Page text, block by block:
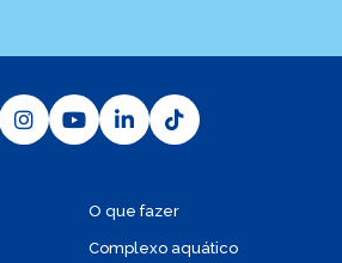
O que fazer
Complexo aquático